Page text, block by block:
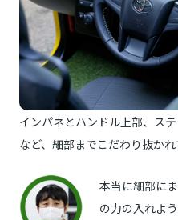
インパネとハンドル上部、ス
など、細部までこだわり抜かれ
本当に細部に
の力の入れよ